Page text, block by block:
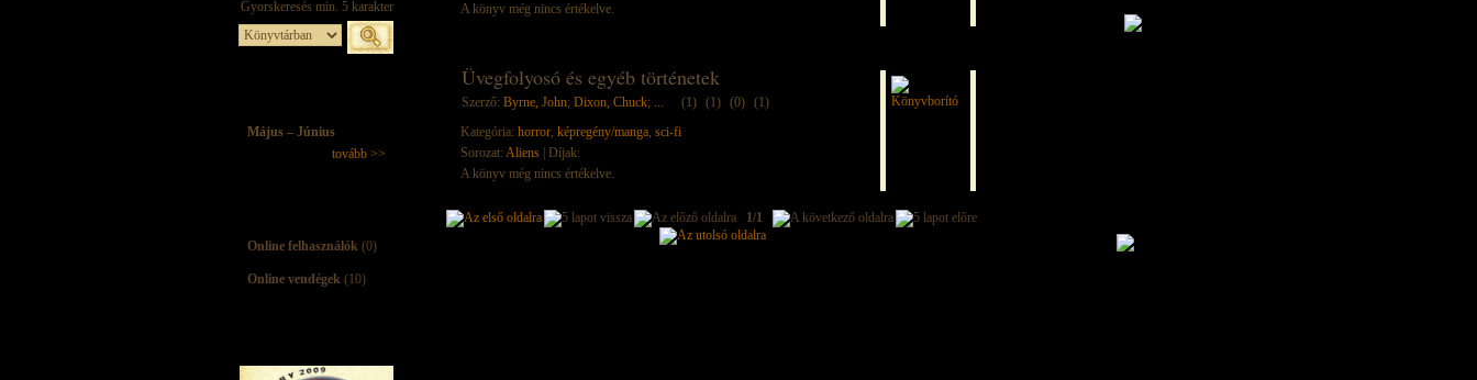
Május – Június
tovább >>
Online felhasználók (0)
Online vendégek(10)
A könyv még nincs értékelve.
Üvegfolyosó és egyéb történetek
Szerző: Byrne, John; Dixon, Chuck; ... (1) (1) (0) (1)
Kategória: horror, képregény/manga, sci-fi
Sorozat: Aliens| Díjak:
A könyv még nincs értékelve.
1/1